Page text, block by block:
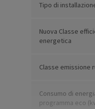
Tipo di
Nuova Classe
energetica
Classe emissione
Consumo di
programma eco